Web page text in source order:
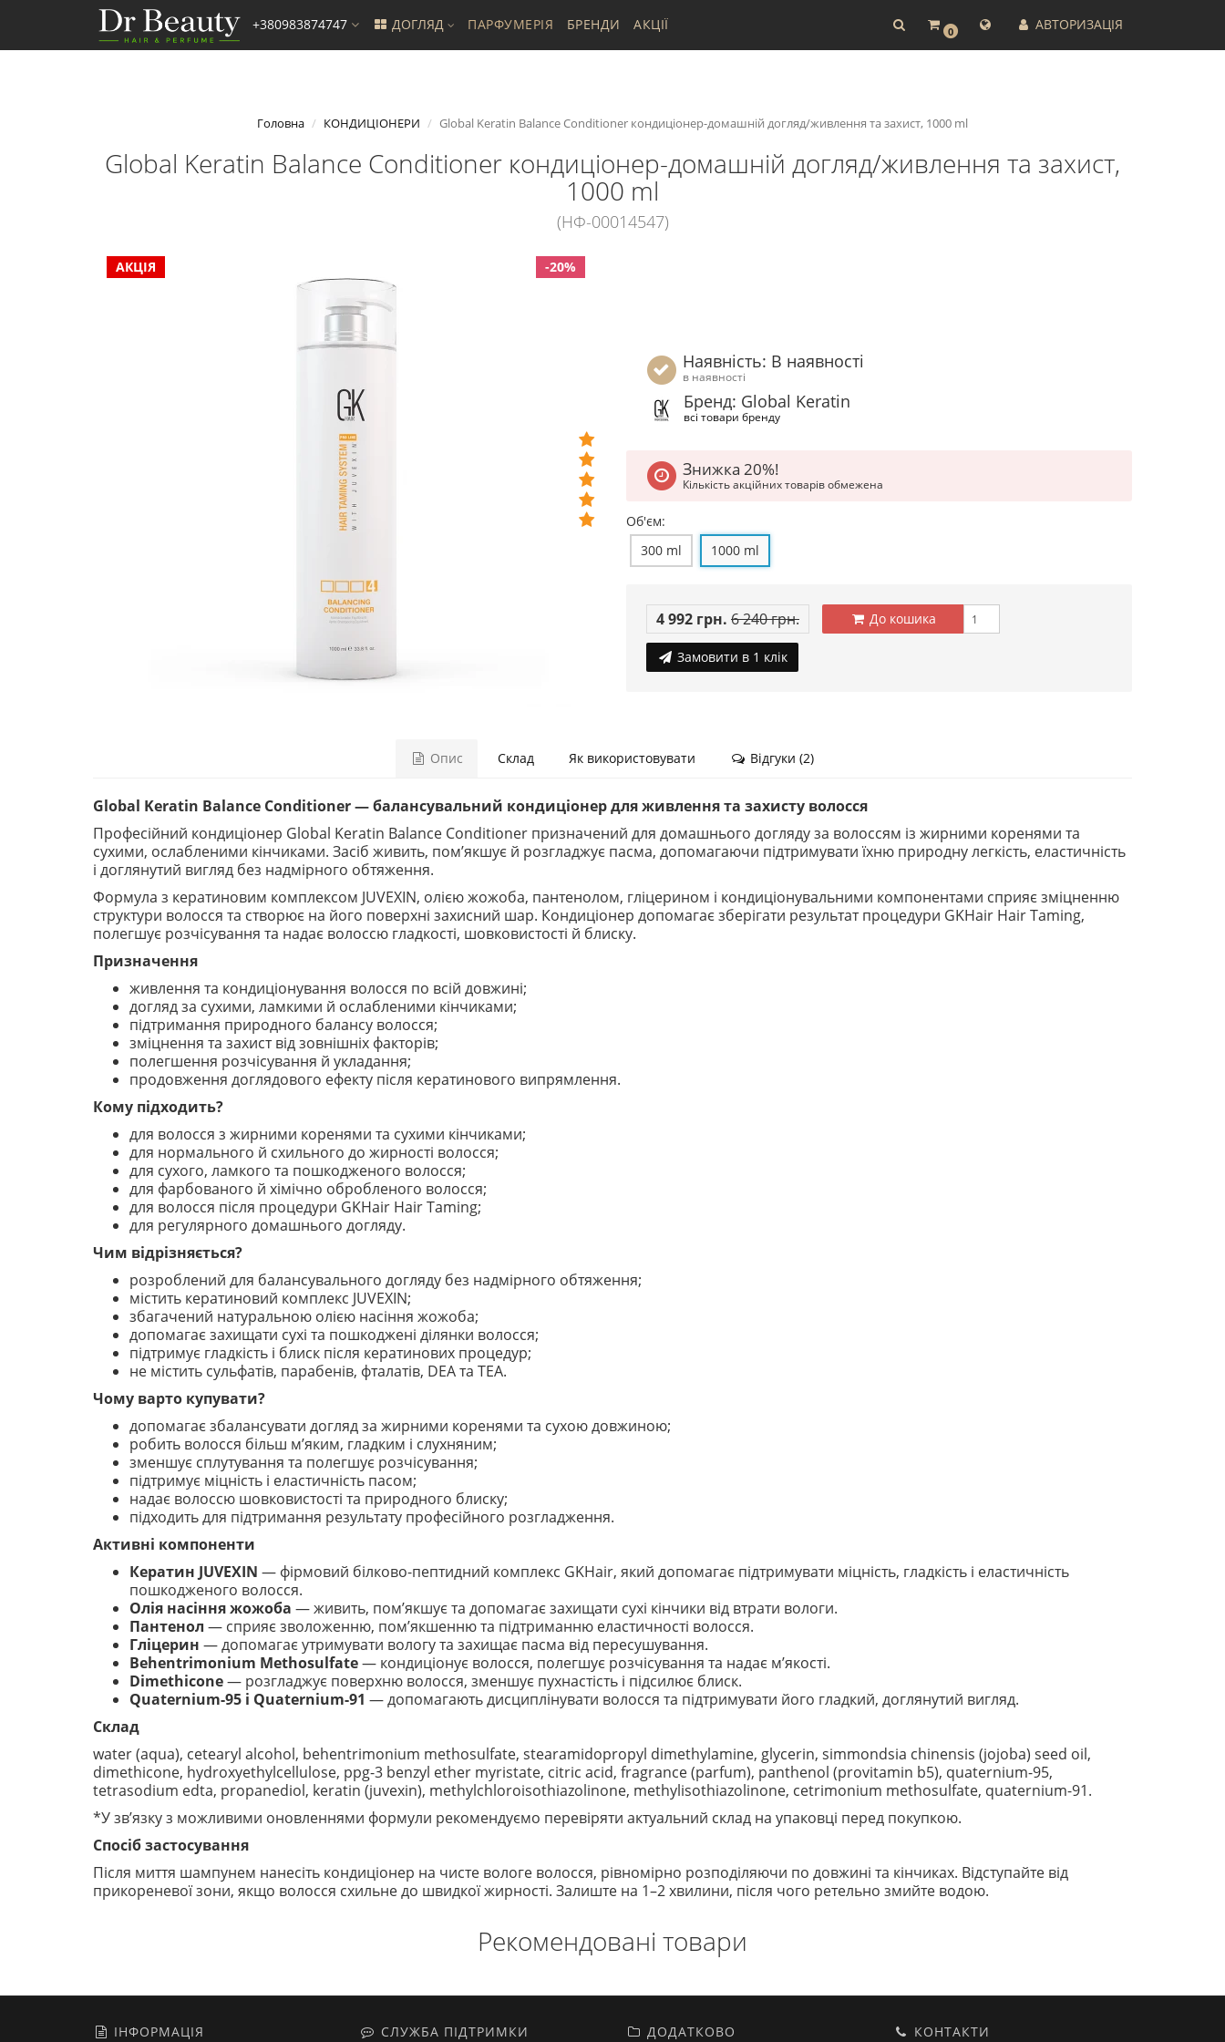
0 АВТОРИЗАЦІЯ
+380983874747 ДОГЛЯД ПАРФУМЕРІЯ БРЕНДИ АКЦІЇ
Головна КОНДИЦІОНЕРИ Global Keratin Balance Conditioner кондиціонер-домашній догляд/живлення та захист, 1000 ml
Global Keratin Balance Conditioner кондиціонер-домашній догляд/живлення та захист,
1000 ml
(НФ-00014547)
-20%
АКЦІЯ
Наявність: В наявності
в наявності
Бренд: Global Keratin
всі товари бренду
Знижка 20%!
Кількість акційних товарів обмежена
Об'єм:
300 ml
1000 ml
4 992 грн. 6 240 грн. До кошика
Замовити в 1 клік
Опис Склад Як використовувати Відгуки (2)
Global Keratin Balance Conditioner — балансувальний кондиціонер для живлення та захисту волосся
Професійний кондиціонер Global Keratin Balance Conditioner призначений для домашнього догляду за волоссям із жирними коренями та
сухими, ослабленими кінчиками. Засіб живить, пом’якшує й розгладжує пасма, допомагаючи підтримувати їхню природну легкість, еластичність
і доглянутий вигляд без надмірного обтяження.
Формула з кератиновим комплексом JUVEXIN, олією жожоба, пантенолом, гліцерином і кондиціонувальними компонентами сприяє зміцненню
структури волосся та створює на його поверхні захисний шар. Кондиціонер допомагає зберігати результат процедури GKHair Hair Taming,
полегшує розчісування та надає волоссю гладкості, шовковистості й блиску.
Призначення
живлення та кондиціонування волосся по всій довжині;
догляд за сухими, ламкими й ослабленими кінчиками;
підтримання природного балансу волосся;
зміцнення та захист від зовнішніх факторів;
полегшення розчісування й укладання;
продовження доглядового ефекту після кератинового випрямлення.
Кому підходить?
для волосся з жирними коренями та сухими кінчиками;
для нормального й схильного до жирності волосся;
для сухого, ламкого та пошкодженого волосся;
для фарбованого й хімічно обробленого волосся;
для волосся після процедури GKHair Hair Taming;
для регулярного домашнього догляду.
Чим відрізняється?
розроблений для балансувального догляду без надмірного обтяження;
містить кератиновий комплекс JUVEXIN;
збагачений натуральною олією насіння жожоба;
допомагає захищати сухі та пошкоджені ділянки волосся;
підтримує гладкість і блиск після кератинових процедур;
не містить сульфатів, парабенів, фталатів, DEA та TEA.
Чому варто купувати?
допомагає збалансувати догляд за жирними коренями та сухою довжиною;
робить волосся більш м’яким, гладким і слухняним;
зменшує сплутування та полегшує розчісування;
підтримує міцність і еластичність пасом;
надає волоссю шовковистості та природного блиску;
підходить для підтримання результату професійного розгладження.
Активні компоненти
Кератин JUVEXIN — фірмовий білково-пептидний комплекс GKHair, який допомагає підтримувати міцність, гладкість і еластичність
пошкодженого волосся.
Олія насіння жожоба — живить, пом’якшує та допомагає захищати сухі кінчики від втрати вологи.
Пантенол — сприяє зволоженню, пом’якшенню та підтриманню еластичності волосся.
Гліцерин — допомагає утримувати вологу та захищає пасма від пересушування.
Behentrimonium Methosulfate— кондиціонує волосся, полегшує розчісування та надає м’якості.
Dimethicone— розгладжує поверхню волосся, зменшує пухнастість і підсилює блиск.
Quaternium-95 і Quaternium-91 — допомагають дисциплінувати волосся та підтримувати його гладкий, доглянутий вигляд.
Склад
water (aqua), cetearyl alcohol, behentrimonium methosulfate, stearamidopropyl dimethylamine, glycerin, simmondsia chinensis (jojoba) seed oil,
dimethicone, hydroxyethylcellulose, ppg-3 benzyl ether myristate, citric acid, fragrance (parfum), panthenol (provitamin b5), quaternium-95,
tetrasodium edta, propanediol, keratin (juvexin), methylchloroisothiazolinone, methylisothiazolinone, cetrimonium methosulfate, quaternium-91.
*У зв’язку з можливими оновленнями формули рекомендуємо перевіряти актуальний склад на упаковці перед покупкою.
Спосіб застосування
Після миття шампунем нанесіть кондиціонер на чисте вологе волосся, рівномірно розподіляючи по довжині та кінчиках. Відступайте від
прикореневої зони, якщо волосся схильне до швидкої жирності. Залиште на 1–2 хвилини, після чого ретельно змийте водою.
Рекомендовані товари
ІНФОРМАЦІЯ СЛУЖБА ПІДТРИМКИ ДОДАТКОВО КОНТАКТИ